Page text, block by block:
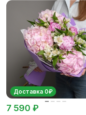
Доставка 0₽
7 590 ₽